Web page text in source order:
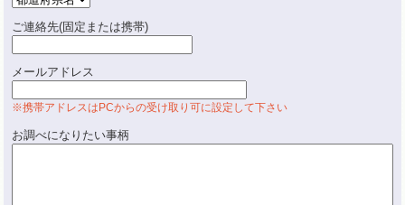
ご連絡先(固定または携帯)
メールアドレス
※携帯アドレスはPCからの受け取り可に設定して下さい
お調べになりたい事柄